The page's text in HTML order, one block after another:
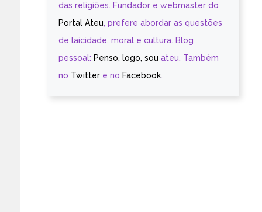
das religiões. Fundador e webmaster do
Portal Ateu, prefere abordar as questões
de laicidade, moral e cultura. Blog
pessoal: Penso, logo, sou ateu. Também
no Twitter e no Facebook.